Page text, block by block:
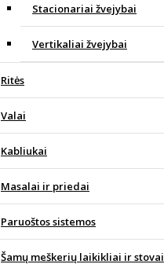
Stacionariai žvejybai
Vertikaliai žvejybai
Ritės
Valai
Kabliukai
Masalai ir priedai
Paruoštos sistemos
Šamų meškerių laikikliai ir stovai